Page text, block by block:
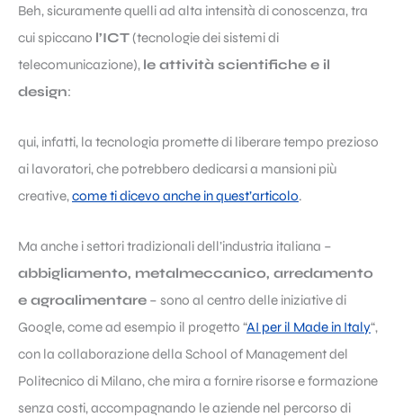
Beh, sicuramente quelli ad alta intensità di conoscenza, tra
cui spiccano l’ICT(tecnologie dei sistemi di
telecomunicazione), le attività scientifiche e il
design:
qui, infatti, la tecnologia promette di liberare tempo prezioso
ai lavoratori, che potrebbero dedicarsi a mansioni più
creative,come ti dicevo anche in quest’articolo.
Ma anche i settori tradizionali dell’industria italiana –
abbigliamento, metalmeccanico, arredamento
e agroalimentare – sono al centro delle iniziative di
Google, come ad esempio il progetto “AI per il Made in Italy“,
con la collaborazione della School of Management del
Politecnico di Milano, che mira a fornire risorse e formazione
senza costi, accompagnando le aziende nel percorso di